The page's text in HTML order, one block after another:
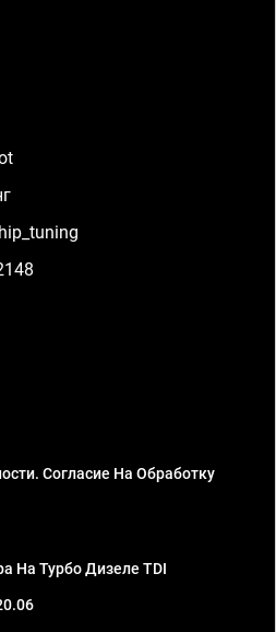
Согласие На Обработку
На Турбо Дизеле TDI